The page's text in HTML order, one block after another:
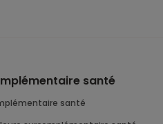
santé
santé